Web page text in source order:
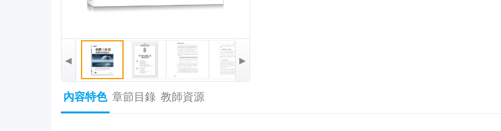
◀ ▶
內容特色 章節目錄 教師資源